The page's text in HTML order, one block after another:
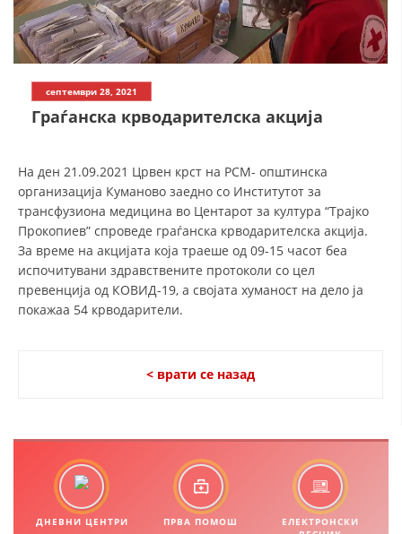
ИСТОРИЈАТ НА ЦКРМ
ИСТОРИЈАТ НА ДВИЖЕЊЕТО
ЗАКОН ЗА ЦКРМ
СТАТУТ НА ЦКРМ
СОБРАНИЕ
СТРУКТУРА И ОРГАНИЗАЦИОНА ПОСТАВЕНОСТ
септември 28, 2021
Граѓанска крводарителска акција
На ден 21.09.2021 Црвен крст на РСМ- општинска
организација Куманово заедно со Институтот за
трансфузиона медицина во Центарот за култура “Трајко
Прокопиев” спроведе граѓанска крводарителска акција.
За време на акцијата која траеше од 09-15 часот беа
испочитувани здравствените протоколи со цел
превенција од КОВИД-19, а својата хуманост на дело ја
покажаа 54 крводарители.
< врати се назад
ДНЕВНИ ЦЕНТРИ ПРВА ПОМОШ
ЕЛЕКТРОНСКИ